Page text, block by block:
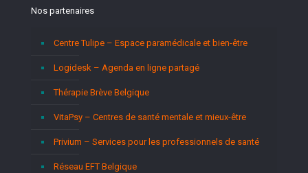
Nos partenaires
Centre Tulipe – Espace paramédicale et bien-être
Logidesk – Agenda en ligne partagé
Thérapie Brève Belgique
VitaPsy – Centres de santé mentale et mieux-être
Privium – Services pour les professionnels de santé
Réseau EFT Belgique